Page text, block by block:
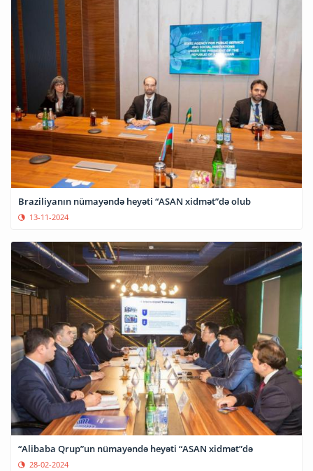
Braziliyanın nümayəndə heyəti “ASAN xidmət”də olub
13-11-2024
“Alibaba Qrup”un nümayəndə heyəti “ASAN xidmət”də
28-02-2024